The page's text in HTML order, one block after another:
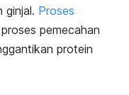
ginjal. Proses
pemecahan
protein